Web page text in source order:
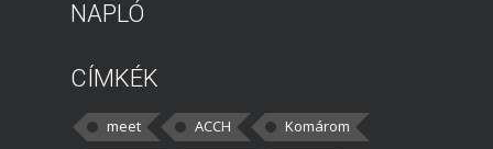
NAPLÓ
CÍMKÉK
meet ACCH
Komárom